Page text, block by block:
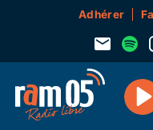
Adhérer